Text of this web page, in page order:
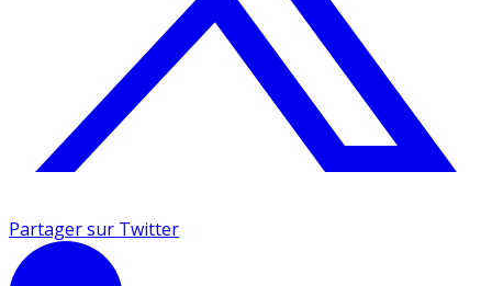
Partager sur Twitter